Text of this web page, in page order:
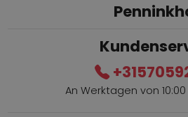
An Werktagen von 10:00